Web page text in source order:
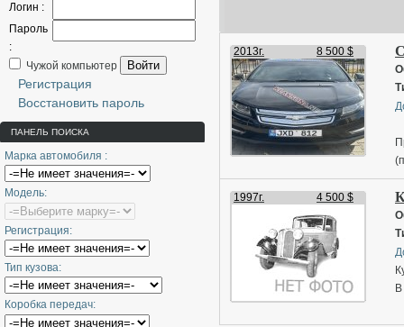
Логин :
Пароль
:
Чужой компьютер
Войти
Регистрация
Восстановить пароль
ПАНЕЛЬ ПОИСКА
Марка автомобиля :
Модель:
Регистрация:
Тип кузова:
Коробка передач:
2013г. 8 500 $
1997г. 4 500 $
В